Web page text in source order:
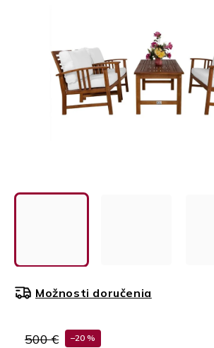
500 € –20 %
Možnosti doručenia